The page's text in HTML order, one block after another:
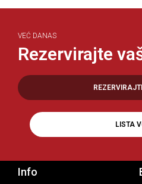
VEĆ DANAS
Rezervirajte
LISTA
Info